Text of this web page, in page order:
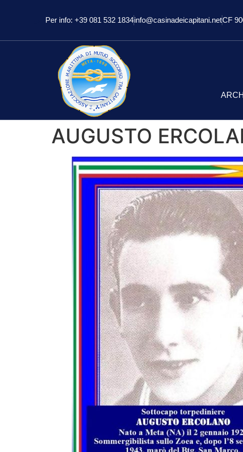
Per info: +39 081 532 1834info@casinadeicapitani.netCF
AUGUSTO